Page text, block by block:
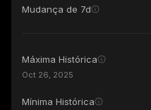
Mudança de 7d
Máxima Histórica
Oct 26, 2025
Mínima Histórica